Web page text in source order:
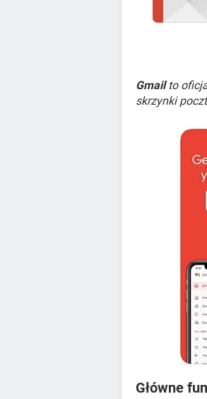
Gmailto
skrzynki
Główne